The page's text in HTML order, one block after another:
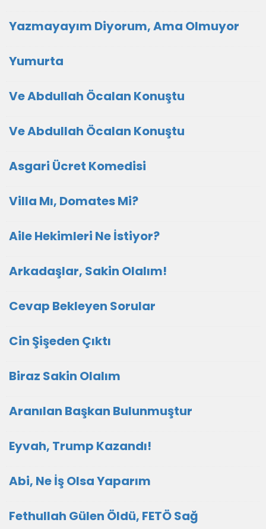
Yazmayayım Diyorum, Ama Olmuyor
Yumurta
Ve Abdullah Öcalan Konuştu
Ve Abdullah Öcalan Konuştu
Asgari Ücret Komedisi
Villa Mı, Domates Mi?
Aile Hekimleri Ne İstiyor?
Arkadaşlar, Sakin Olalım!
Cevap Bekleyen Sorular
Cin Şişeden Çıktı
Biraz Sakin Olalım
Aranılan Başkan Bulunmuştur
Eyvah, Trump Kazandı!
Abi, Ne İş Olsa Yaparım
Fethullah Gülen Öldü, FETÖ Sağ